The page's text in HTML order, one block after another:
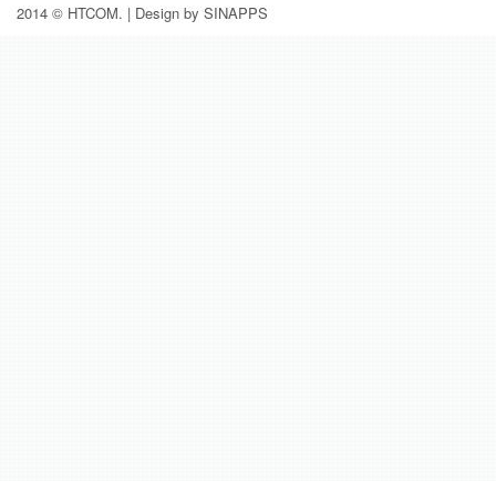
2014 © HTCOM. | Design by SINAPPS